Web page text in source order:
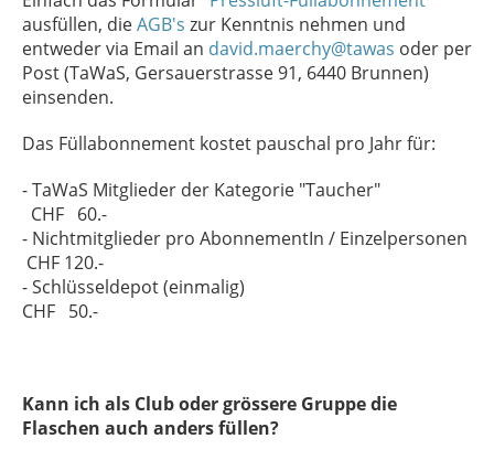
ausfüllen, dieAGB's zur Kenntnis nehmen und
entweder via Email an david.maerchy@tawas oder per
Post (TaWaS, Gersauerstrasse 91, 6440 Brunnen)
einsenden.
Das Füllabonnement kostet pauschal pro Jahr für:
- TaWaS Mitglieder der Kategorie "Taucher"
CHF 60.-
- Nichtmitglieder pro AbonnementIn / Einzelpersonen
CHF 120.-
- Schlüsseldepot (einmalig)
CHF 50.-
Kann ich als Club oder grössere Gruppe die
Flaschen auch anders füllen?